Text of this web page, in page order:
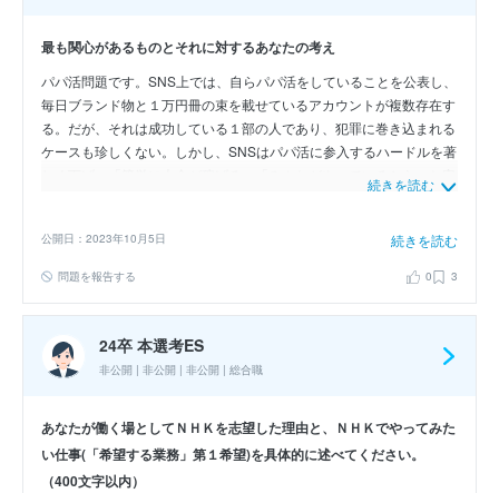
最も関心があるものとそれに対するあなたの考え
パパ活問題です。SNS上では、自らパパ活をしていることを公表し、
毎日ブランド物と１万円冊の束を載せているアカウントが複数存在す
る。だが、それは成功している１部の人であり、犯罪に巻き込まれる
ケースも珍しくない。しかし、SNSはパパ活に参入するハードルを著
易に始める人も出てきており、中学生や高校生でもパパ活をしている
パパ活を要因になっていることも目を向けなければならない。参入し
ている女性たちが増え、価格競争も激しくなりより過激になっていく
続きを読む
公開日：2023年10月5日 続きを読む
問題を報告する 0 3
24卒 本選考ES
非公開 | 非公開 | 非公開 | 総合職
あなたが働く場としてＮＨＫを志望した理由と、ＮＨＫでやってみた
い仕事(「希望する業務」第１希望)を具体的に述べてください。
（400文字以内）